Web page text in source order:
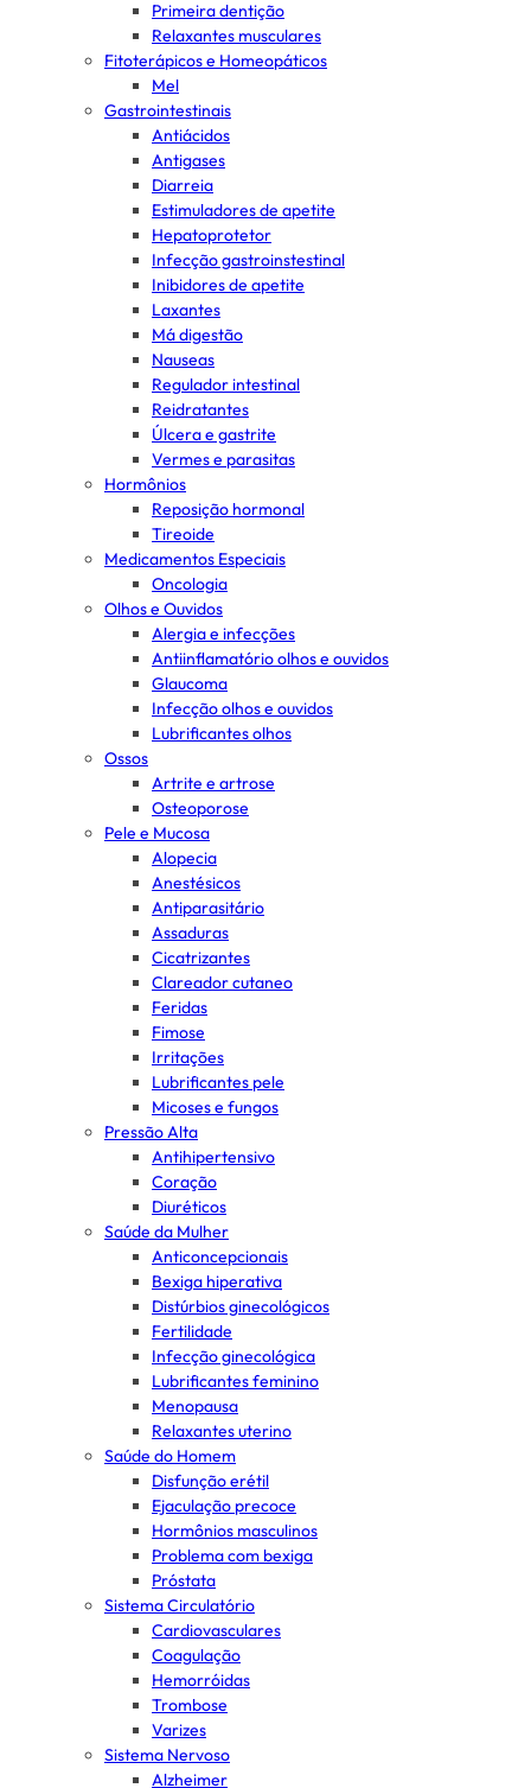
Primeira dentição
Relaxantes musculares
Fitoterápicos e Homeopáticos
Mel
Gastrointestinais
Antiácidos
Antigases
Diarreia
Estimuladores de apetite
Hepatoprotetor
Infecção gastroinstestinal
Inibidores de apetite
Laxantes
Má digestão
Nauseas
Regulador intestinal
Reidratantes
Úlcera e gastrite
Vermes e parasitas
Hormônios
Reposição hormonal
Tireoide
Medicamentos Especiais
Oncologia
Olhos e Ouvidos
Alergia e infecções
Antiinflamatório olhos e ouvidos
Glaucoma
Infecção olhos e ouvidos
Lubrificantes olhos
Ossos
Artrite e artrose
Osteoporose
Pele e Mucosa
Alopecia
Anestésicos
Antiparasitário
Assaduras
Cicatrizantes
Clareador cutaneo
Feridas
Fimose
Irritações
Lubrificantes pele
Micoses e fungos
Pressão Alta
Antihipertensivo
Coração
Diuréticos
Saúde da Mulher
Anticoncepcionais
Bexiga hiperativa
Distúrbios ginecológicos
Fertilidade
Infecção ginecológica
Lubrificantes feminino
Menopausa
Relaxantes uterino
Saúde do Homem
Disfunção erétil
Ejaculação precoce
Hormônios masculinos
Problema com bexiga
Próstata
Sistema Circulatório
Cardiovasculares
Coagulação
Hemorróidas
Trombose
Varizes
Sistema Nervoso
Alzheimer